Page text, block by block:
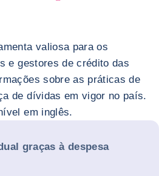
valiosa para os
e gestores de crédito das
sobre as práticas de
de dívidas em vigor no país.
em inglês.
graças à despesa